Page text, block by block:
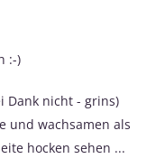
:-)
Dank nicht - grins)
und wachsamen als
hocken sehen ...